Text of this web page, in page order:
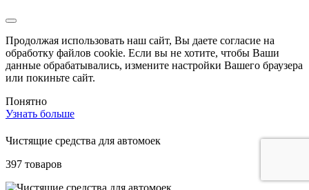
Продолжая использовать наш сайт, Вы даете согласие на
обработку файлов cookie. Если вы не хотите, чтобы Ваши
данные обрабатывались, измените настройки Вашего браузера
или покиньте сайт.
Понятно
Узнать больше
Чистящие средства для автомоек
397 товаров